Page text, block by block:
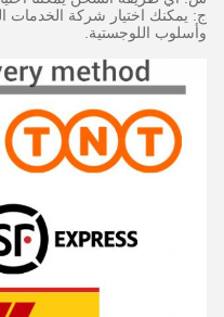
ج: يمكنك اختيار شركة الخدمات
وأسلوب اللوجستية.